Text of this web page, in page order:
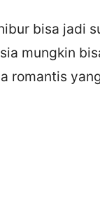
bisa jadi
mungkin
romantis